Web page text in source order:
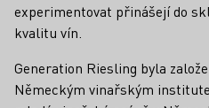
experimentovat přinášejí do
kvalitu vín.
Generation Riesling byla
Německým vinařským